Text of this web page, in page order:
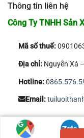
Thông tin liên hệ
Công Ty TNHH Sản
Mã số thuế:
Địa chỉ:Nguyễn Xá
Hotline:
Email:
Copyright 2026 ©